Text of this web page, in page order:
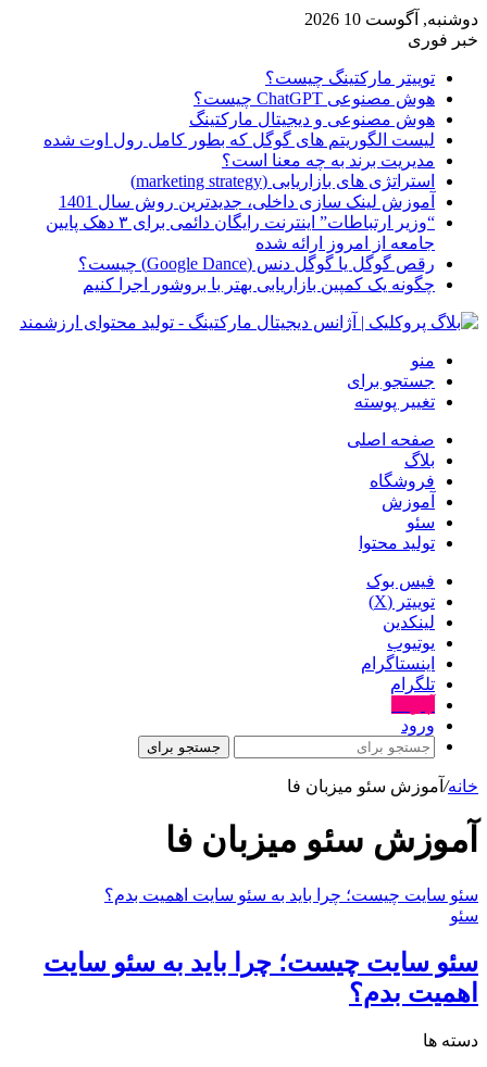
دوشنبه, آگوست 10 2026
خبر فوری
توییتر مارکتینگ چیست؟
هوش مصنوعی ChatGPT چیست؟
هوش مصنوعی و دیجیتال مارکتینگ
لیست الگوریتم های گوگل که بطور کامل رول اوت شده
مدیریت برند به چه معنا است؟
استراتژی های بازاریابی (marketing strategy)
آموزش لینک سازی داخلی، جدیدترین روش سال 1401
“وزیر ارتباطات” اینترنت رایگان دائمی برای ۳ دهک پایین
جامعه از امروز ارائه شده
رقص گوگل یا گوگل دنس (Google Dance) چیست؟
چگونه یک کمپین بازاریابی بهتر با بروشور اجرا کنیم
منو
جستجو برای
تغییر پوسته
صفحه اصلی
بلاگ
فروشگاه
آموزش
سئو
تولید محتوا
فیس بوک
توییتر (X)
لینکدین
یوتیوب
اینستاگرام
تلگرام
ورود
جستجو برای
خانه/ آموزش سئو میزبان فا
آموزش سئو میزبان فا
سئو سایت چیست؛ چرا باید به سئو سایت اهمیت بدم؟
سئو
سئو سایت چیست؛ چرا باید به سئو سایت
اهمیت بدم؟
دسته ها